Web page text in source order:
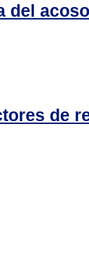
del
de